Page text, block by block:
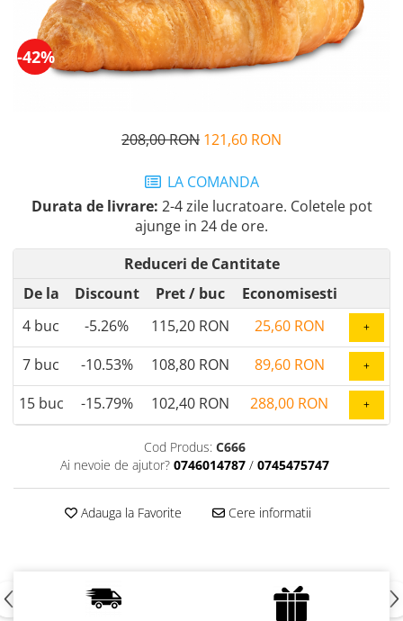
Cofetarie
Ciocolata
Salam de biscuiti
Prajituri artizanale
Chec cu iaurt
Prajituri
Prajituri Fabrica de Amandine
Prajituri nuci
Prajitura ingerilor
Prajituri Red Collection
Prajituri cafea
Prajituri de Craciun
Torturi ambalate
-42%
208,00 RON 121,60 RON
LA COMANDA
Durata de livrare: 2-4 zile lucratoare. Coletele pot
ajunge in 24 de ore.
Reduceri de Cantitate
De la
Discount Pret/ buc
Economisesti
4 buc -5.26% 115,20 RON 25,60 RON +
7 buc -10.53% 108,80 RON 89,60 RON +
15buc -15.79% 102,40 RON 288,00 RON +
Cod Produs: C666
Ai nevoie de ajutor? 0746014787 / 0745475747
Adauga la Favorite Cere informatii